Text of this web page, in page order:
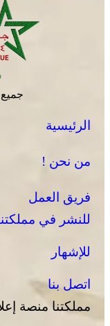
جميع
الرئيسية
من نحن !
فريق العمل
للنشر في
للإشهار
اتصل بنا
مملكتنا منصة